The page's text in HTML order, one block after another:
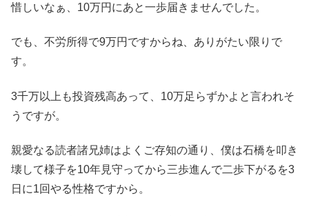
惜しいなぁ、10万円にあと一歩届きませんでした。
でも、不労所得で9万円ですからね、ありがたい限りで
す。
3千万以上も投資残高あって、10万足らずかよと言われそ
うですが。
親愛なる読者諸兄姉はよくご存知の通り、僕は石橋を叩き
壊して様子を10年見守ってから三歩進んで二歩下がるを3
日に1回やる性格ですから。